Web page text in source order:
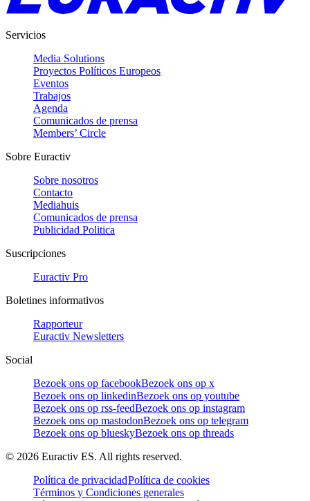
Servicios
Media Solutions
Proyectos Políticos Europeos
Eventos
Trabajos
Agenda
Comunicados de prensa
Members’ Circle
Sobre Euractiv
Sobre nosotros
Contacto
Mediahuis
Comunicados de prensa
Publicidad Politica
Suscripciones
Euractiv Pro
Boletines informativos
Rapporteur
Euractiv Newsletters
Social
Bezoek ons op facebookBezoek ons op x
Bezoek ons op linkedinBezoek ons op youtube
Bezoek ons op rss-feedBezoek ons op instagram
Bezoek ons op mastodonBezoek ons op telegram
Bezoek ons op blueskyBezoek ons op threads
© 2026 Euractiv ES. All rights reserved.
Política de privacidadPolítica de cookies
Términos y Condiciones generales